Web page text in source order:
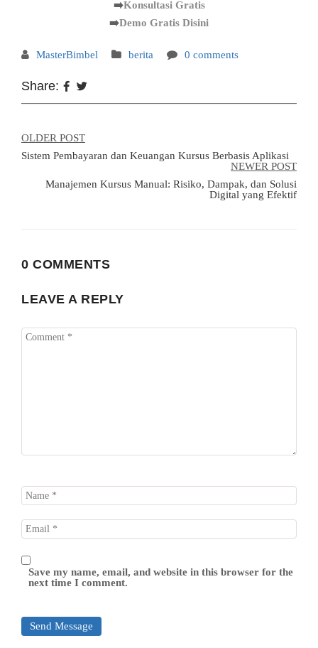
➡️Konsultasi Gratis
➡️Demo Gratis Disini
MasterBimbel berita 0 comments
Share:
OLDER POST
Sistem Pembayaran dan Keuangan Kursus Berbasis Aplikasi
NEWER POST
Manajemen Kursus Manual: Risiko, Dampak, dan Solusi
Digital yang Efektif
0 COMMENTS
LEAVE A REPLY
Save my name, email, and website in this browser for the
next time I comment.